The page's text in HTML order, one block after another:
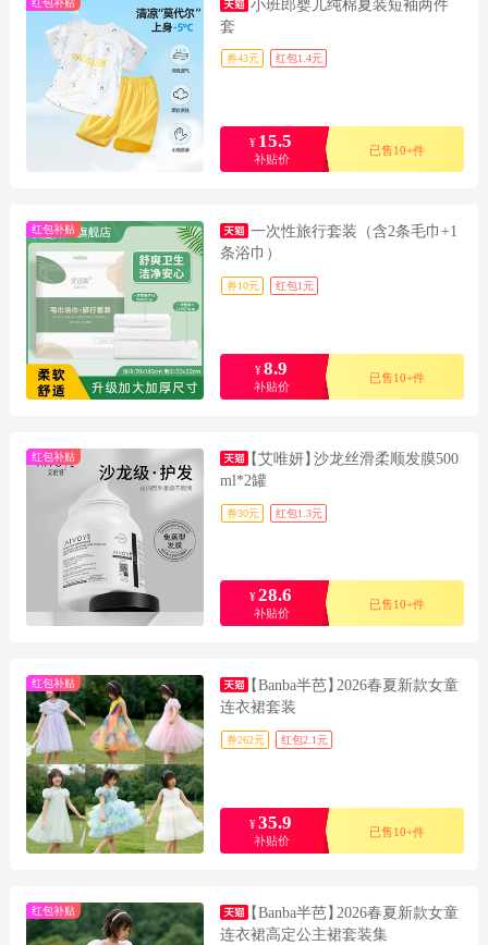
红包补贴
小班郎婴儿纯棉夏装短袖两件
套
券43元 红包1.4元
¥ 15.5
补贴价
已售10+件
红包补贴
一次性旅行套装（含2条毛巾+1
条浴巾）
券10元 红包1元
¥8.9
补贴价
已售10+件
红包补贴 【艾唯妍】沙龙丝滑柔顺发膜500
ml*2罐
券30元 红包1.3元
¥ 28.6
补贴价
已售10+件
红包补贴 【Banba半芭】2026春夏新款女童
连衣裙套装
券262元 红包2.1元
¥ 35.9
补贴价
已售10+件
红包补贴 【Banba半芭】2026春夏新款女童
连衣裙高定公主裙套装集